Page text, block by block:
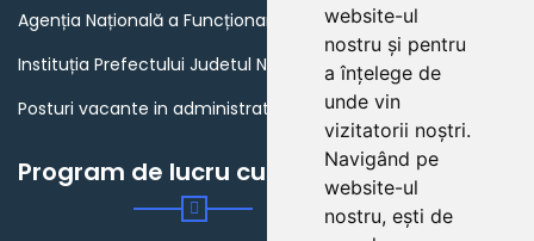
website-ul
nostru și pentru
a înțelege de
unde vin
vizitatorii noștri.
Navigând pe
website-ul
nostru, ești de
Agenția Națională a Funcționarilor Publici
Instituția Prefectului Judetul Neamt
Posturi vacante in administratia publica din Romania
Program de lucru cu publicul